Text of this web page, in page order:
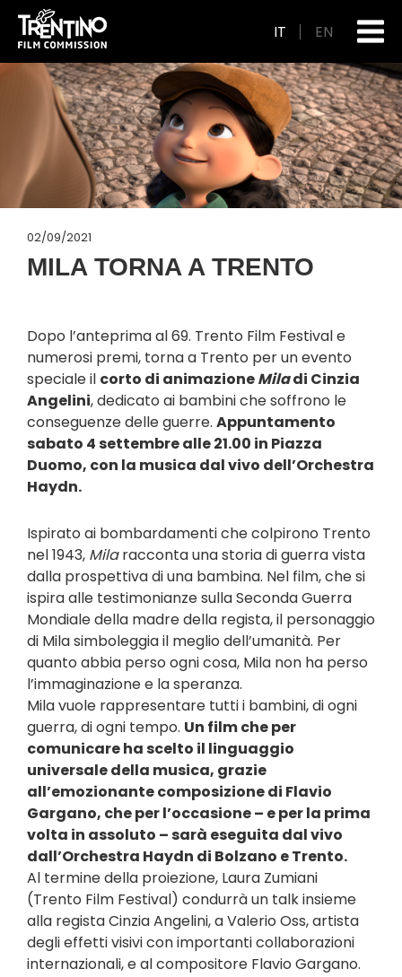
IT EN
02/09/2021
MILA TORNA A TRENTO
Dopo l’anteprima al 69. Trento Film Festival e
numerosi premi, torna a Trento per un evento
speciale il corto di animazioneMiladi Cinzia
Angelini, dedicato ai bambini che soffrono le
conseguenze delle guerre. Appuntamento
sabato 4 settembre alle 21.00 in Piazza
Duomo, con la musica dal vivo dell’Orchestra
Haydn.
Ispirato ai bombardamenti che colpirono Trento
nel 1943, Milaracconta una storia di guerra vista
dalla prospettiva di una bambina. Nel film, che si
ispira alle testimonianze sulla Seconda Guerra
Mondiale della madre della regista, il personaggio
di Mila simboleggia il meglio dell’umanità. Per
quanto abbia perso ogni cosa, Mila non ha perso
l’immaginazione e la speranza.
Mila vuole rappresentare tutti i bambini, di ogni
guerra, di ogni tempo. Un film che per
comunicare ha scelto il linguaggio
universale della musica, grazie
all’emozionante composizione di Flavio
Gargano, che per l’occasione – e per la prima
volta in assoluto – sarà eseguita dal vivo
dall’Orchestra Haydn di Bolzano e Trento.
Al termine della proiezione, Laura Zumiani
(Trento Film Festival) condurrà un talk insieme
alla regista Cinzia Angelini, a Valerio Oss, artista
degli effetti visivi con importanti collaborazioni
internazionali, e al compositore Flavio Gargano.